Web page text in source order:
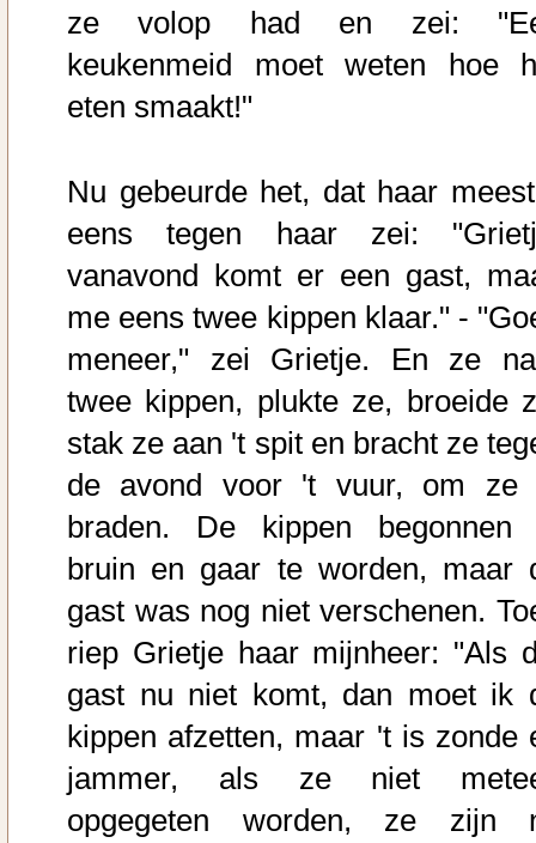
ze volop had en zei:
keukenmeid moet weten hoe
eten smaakt!"
Nu gebeurde het, dat haar
eens tegen haar zei:
vanavond komt er een gast,
me eens twee kippen klaar." -
meneer," zei Grietje. En ze
twee kippen, plukte ze, broeide
stak ze aan 't spit en bracht ze
de avond voor 't vuur, om ze
braden. De kippen begonnen
bruin en gaar te worden, maar
gast was nog niet verschenen.
riep Grietje haar mijnheer: "Als
gast nu niet komt, dan moet ik
kippen afzetten, maar 't is zonde
jammer, als ze niet
opgegeten worden, ze zijn